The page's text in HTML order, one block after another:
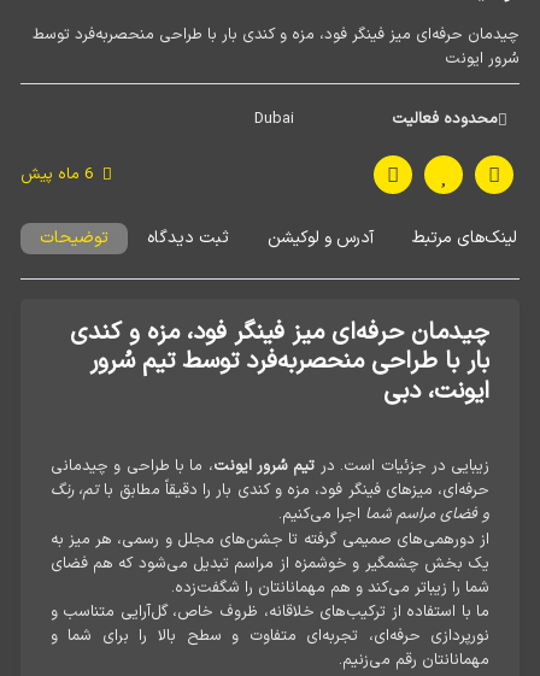
چیدمان حرفه‌ای میز فینگر فود، مزه و کندی بار با طراحی منحصربه‌فرد توسط
سُرور ایونت
محدوده فعالیت Dubai
6 ماه پیش
توضیحات ثبت دیدگاه آدرس و لوکیشن لینک‌های مرتبط
چیدمان حرفه‌ای میز فینگر فود، مزه و کندی
بار با طراحی منحصربه‌فرد توسط تیم سُرور
ایونت، دبی
زیبایی در جزئیات است. در تیم سُرور ایونت، ما با طراحی و چیدمانی
حرفه‌ای، میزهای فینگر فود، مزه و کندی بار را دقیقاً مطابق باتم، رنگ
و فضای مراسم شما اجرا می‌کنیم.
از دورهمی‌های صمیمی گرفته تا جشن‌های مجلل و رسمی، هر میز به
یک بخش چشمگیر و خوشمزه از مراسم تبدیل می‌شود که هم فضای
شما را زیباتر می‌کند و هم مهمانانتان را شگفت‌زده.
ما با استفاده از ترکیب‌های خلاقانه، ظروف خاص، گل‌آرایی متناسب و
نورپردازی حرفه‌ای، تجربه‌ای متفاوت و سطح بالا را برای شما و
مهمانانتان رقم می‌زنیم.